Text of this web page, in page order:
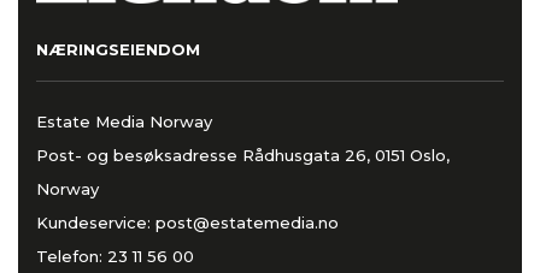
NÆRINGSEIENDOM
Estate Media Norway
Post- og besøksadresse Rådhusgata 26, 0151 Oslo,
Norway
Kundeservice: post@estatemedia.no
Telefon: 23 11 56 00